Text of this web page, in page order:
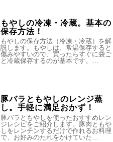
もやしの冷凍・冷蔵。基本の
保存方法！
もやしの保存方法（冷凍・冷蔵）を解
説します。もやしは、常温保存すると
傷みやすいので、買ったらすぐに袋ご
と冷蔵保存するのが基本です。…
豚バラともやしのレンジ蒸
し。手軽に満足おかず！
豚バラともやしを使ったおすすめレン
ジレシピをご紹介します。豚肉ともや
しをレンチンするだけで作れるお料理
で、お好みのたれをかけていた…